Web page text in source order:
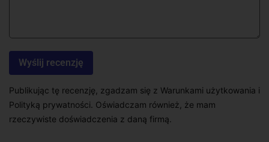
Publikując tę recenzję, zgadzam się z Warunkami użytkowania i
Polityką prywatności. Oświadczam również, że mam
rzeczywiste doświadczenia z daną firmą.